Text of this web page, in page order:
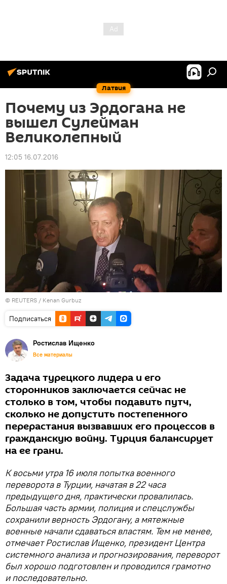
Латвия
Почему из Эрдогана не
вышел Сулейман
Великолепный
12:05 16.07.2016
© REUTERS / Kenan Gurbuz
Подписаться
Ростислав Ищенко
Все материалы
Задача турецкого лидера и его
сторонников заключается сейчас не
столько в том, чтобы подавить путч,
сколько не допустить постепенного
перерастания вызвавших его процессов в
гражданскую войну. Турция балансирует
на ее грани.
К восьми утра 16 июля попытка военного
переворота в Турции, начатая в 22 часа
предыдущего дня, практически провалилась.
Большая часть армии, полиция и спецслужбы
сохранили верность Эрдогану, а мятежные
военные начали сдаваться властям. Тем не менее,
отмечает Ростислав Ищенко, президент Центра
системного анализа и прогнозирования, переворот
был хорошо подготовлен и проводился грамотно
и последовательно.